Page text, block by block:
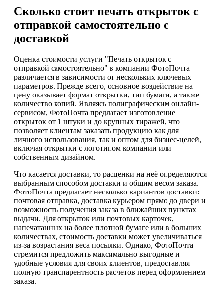
Сколько стоит печать открыток с
отправкой самостоятельно с
доставкой
Оценка стоимости услуги "Печать открыток с
отправкой самостоятельно" в компании ФотоПочта
различается в зависимости от нескольких ключевых
параметров. Прежде всего, основное воздействие на
цену оказывает формат открытки, тип бумаги, а также
количество копий. Являясь полиграфическим онлайн-
сервисом, ФотоПочта предлагает изготовление
открыток от 1 штуки и до крупных тиражей, что
позволяет клиентам заказать продукцию как для
личного использования, так и оптом для бизнес-целей,
включая открытки с логотипом компании или
собственным дизайном.
Что касается доставки, то расценки на неё определяются
выбранным способом доставки и общим весом заказа.
ФотоПочта предлагает несколько вариантов доставки:
почтовая отправка, доставка курьером прямо до двери и
возможность получения заказа в ближайших пунктах
выдачи. Для открыток или почтовых карточек,
напечатанных на более плотной бумаге или в больших
количествах, стоимость доставки может увеличиваться
из-за возрастания веса посылки. Однако, ФотоПочта
стремится предложить максимально выгодные и
удобные условия для своих клиентов, предоставляя
полную транспарентность расчетов перед оформлением
заказа.